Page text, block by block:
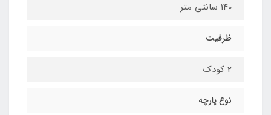
140 سانتی متر
ظرفیت
2 کودک
نوع پارچه